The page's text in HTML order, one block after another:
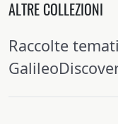
ALTRE COLLEZIONI
Raccolte